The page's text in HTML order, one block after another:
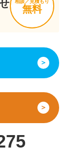
くださ
相談／見積もり
無料
＞
＞